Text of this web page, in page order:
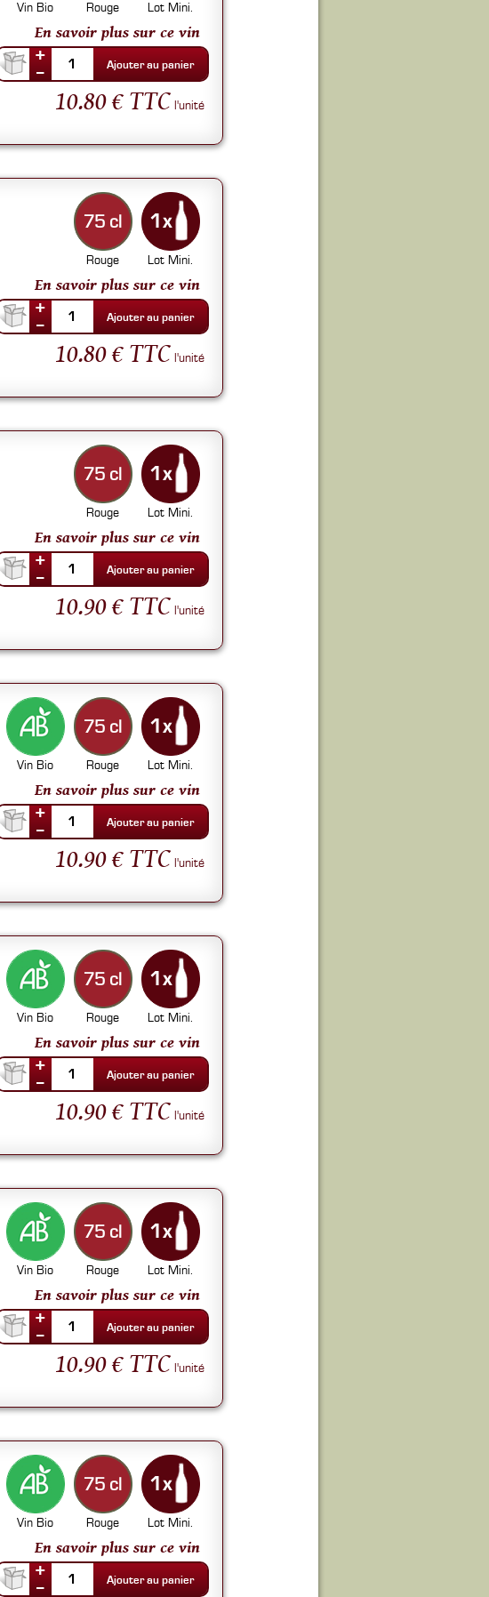
Vin Bio Rouge Lot Mini.
En savoir plus sur ce vin
+
--
1 Ajouter au panier
10.80 € TTC l'unité
75 cl
Rouge Lot Mini.
En savoir plus sur ce vin
+
--
1 Ajouter au panier
10.80 € TTC l'unité
75 cl
Rouge Lot Mini.
En savoir plus sur ce vin
+
--
1 Ajouter au panier
10.90 € TTC l'unité
Vin Bio
75 cl
Rouge Lot Mini.
En savoir plus sur ce vin
+
--
1 Ajouter au panier
10.90 € TTC l'unité
Vin Bio
75 cl
Rouge Lot Mini.
En savoir plus sur ce vin
+
--
1 Ajouter au panier
10.90 € TTC l'unité
Vin Bio
75 cl
Rouge Lot Mini.
En savoir plus sur ce vin
+
--
1 Ajouter au panier
10.90 € TTC l'unité
Vin Bio
75 cl
Rouge Lot Mini.
En savoir plus sur ce vin
+
--
1 Ajouter au panier